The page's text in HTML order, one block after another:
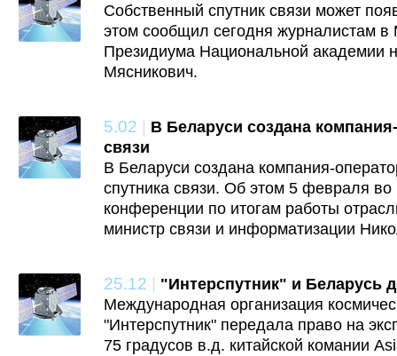
Собственный спутник связи может
этом сообщил сегодня журналистам в
Президиума Национальной академии
Мясникович.
5.02 | В Беларуси создана
связи
В Беларуси создана компания-
спутника связи. Об этом 5 февраля во
конференции по итогам работы
министр связи и информатизации
25.12 | "Интерспутник" и Беларусь
Международная организация
"Интерспутник" передала право на
75 градусов в.д. китайской комании